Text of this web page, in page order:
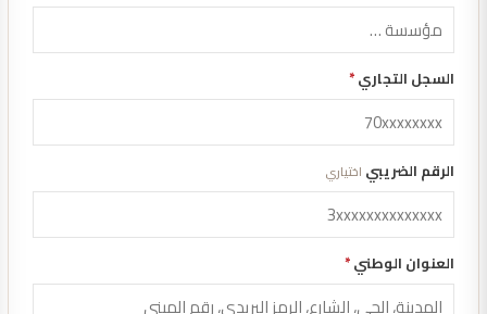
السجل التجاري*
الرقم الضريبي اختياري
العنوان الوطني*